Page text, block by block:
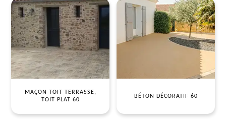
MAÇON TOIT TERRASSE,
TOIT PLAT 60
BÉTON DÉCORATIF 60